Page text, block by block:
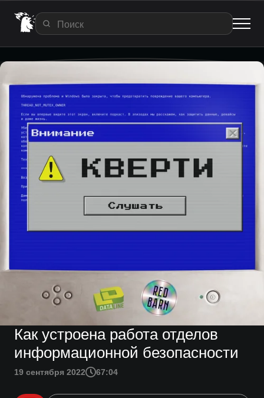
Как устроена работа отделов
информационной безопасности
19 сентября 2022 67:04